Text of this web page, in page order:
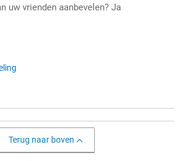
uw vrienden aanbevelen? Ja
Terug naar boven